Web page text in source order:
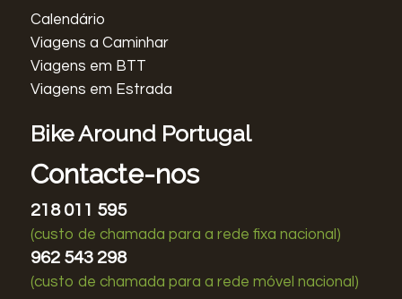
Calendário
Viagens a Caminhar
Viagens em BTT
Viagens em Estrada
Bike Around Portugal
Contacte-nos
218 011 595
(custo de chamada para a rede fixa nacional)
962 543 298
(custo de chamada para a rede móvel nacional)